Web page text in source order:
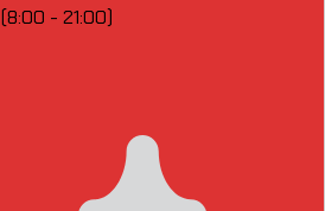
(8:00 - 21:00)